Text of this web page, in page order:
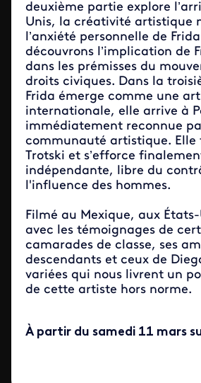
deuxième partie explore
Unis, la créativité artistique
l’anxiété personnelle de
découvrons l’implication de
dans les prémisses du
droits civiques. Dans la
Frida émerge comme une
internationale, elle arrive à
immédiatement reconnue
communauté artistique. Elle
Trotski et s’efforce
indépendante, libre du
l'influence des hommes.
Filmé au Mexique, aux
avec les témoignages de
camarades de classe, ses
descendants et ceux de
variées qui nous livrent un
de cette artiste hors norme.
À partir du samedi 11 mars